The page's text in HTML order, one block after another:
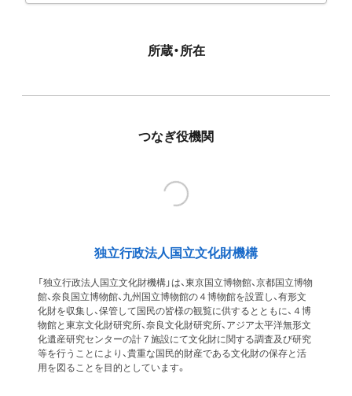
所蔵・所在
つなぎ役機関
独立行政法人国立文化財機構
「独立行政法人国立文化財機構」は、東京国立博物館、京都国立博物
館、奈良国立博物館、九州国立博物館の４博物館を設置し、有形文
化財を収集し、保管して国民の皆様の観覧に供するとともに、４博
物館と東京文化財研究所、奈良文化財研究所、アジア太平洋無形文
化遺産研究センターの計７施設にて文化財に関する調査及び研究
等を行うことにより、貴重な国民的財産である文化財の保存と活
用を図ることを目的としています。